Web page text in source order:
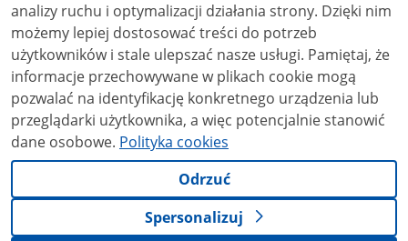
analizy ruchu i optymalizacji działania strony. Dzięki nim
możemy lepiej dostosować treści do potrzeb
użytkowników i stale ulepszać nasze usługi. Pamiętaj, że
informacje przechowywane w plikach cookie mogą
pozwalać na identyfikację konkretnego urządzenia lub
przeglądarki użytkownika, a więc potencjalnie stanowić
dane osobowe. Polityka cookies
Odrzuć
Spersonalizuj